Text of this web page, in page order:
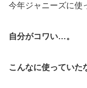
今年ジャニーズに使
自分がコワい…。
こんなに使っていた